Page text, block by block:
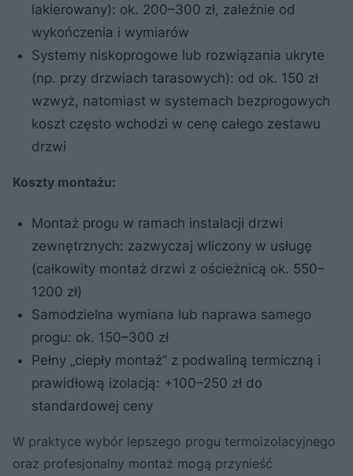
lakierowany): ok. 200–300 zł, zależnie od
wykończenia i wymiarów
Systemy niskoprogowe lub rozwiązania ukryte
(np. przy drzwiach tarasowych): od ok. 150 zł
wzwyż, natomiast w systemach bezprogowych
koszt często wchodzi w cenę całego zestawu
drzwi
Koszty montażu:
Montaż progu w ramach instalacji drzwi
zewnętrznych: zazwyczaj wliczony w usługę
(całkowity montaż drzwi z ościeżnicą ok. 550–
1200 zł)
Samodzielna wymiana lub naprawa samego
progu: ok. 150–300 zł
Pełny „ciepły montaż” z podwaliną termiczną i
prawidłową izolacją: +100–250 zł do
standardowej ceny
W praktyce wybór lepszego progu termoizolacyjnego
oraz profesjonalny montaż mogą przynieść